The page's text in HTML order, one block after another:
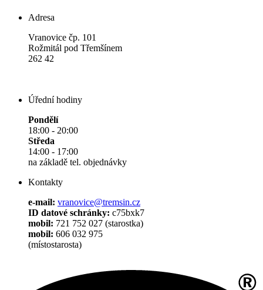
Adresa
Vranovice čp. 101
Rožmitál pod Třemšínem
262 42
Úřední hodiny
Pondělí
18:00 - 20:00
Středa
14:00 - 17:00
na základě tel. objednávky
Kontakty
e-mail: vranovice@tremsin.cz
ID datové schránky: c75bxk7
mobil: 721 752 027 (starostka)
mobil: 606 032 975
(místostarosta)